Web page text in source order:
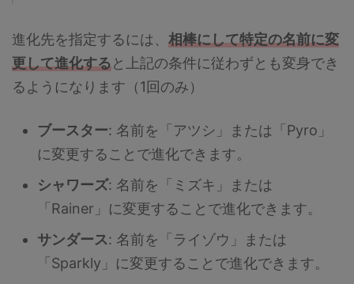
進化先を指定するには、 相棒にして特定の名前に変
更して進化すると上記の条件に従わずとも変身でき
るようになります（1回のみ）
ブースター: 名前を「アツシ」または「Pyro」
に変更することで進化できます。
シャワーズ: 名前を「ミズキ」または
「Rainer」に変更することで進化できます。
サンダース: 名前を「ライゾウ」または
「Sparkly」に変更することで進化できます。